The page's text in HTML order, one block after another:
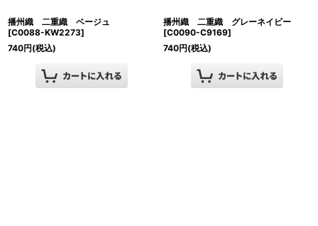
播州織 二重織 ベージュ
[C0088-KW2273]
740円(税込)
播州織 二重織 グレーネイビー
[C0090-C9169]
740円(税込)